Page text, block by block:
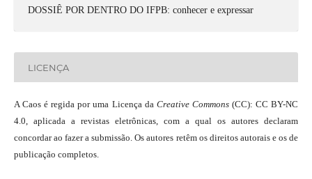
DOSSIÊ POR DENTRO DO IFPB: conhecer e expressar
LICENÇA
A Caos é regida por uma Licença da Creative Commons(CC): CC BY-NC
4.0, aplicada a revistas eletrônicas, com a qual os autores declaram
concordar ao fazer a submissão. Os autores retêm os direitos autorais e os de
publicação completos.